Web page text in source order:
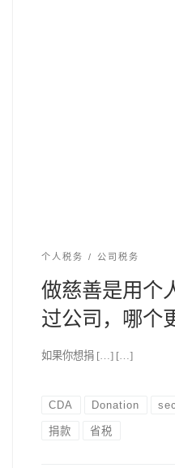
个人税务 公司税务
做慈善是用个
过公司，哪个
如果你想捐 […] […]
CDA Donation
捐款 省税